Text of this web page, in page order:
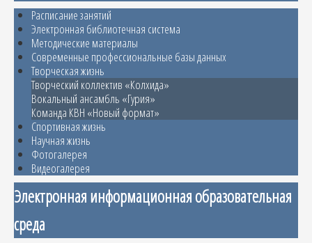
Расписание занятий
Электронная библиотечная система
Методические материалы
Современные профессиональные базы данных
Творческая жизнь
Творческий коллектив «Колхида»
Вокальный ансамбль «Гурия»
Команда КВН «Новый формат»
Спортивная жизнь
Научная жизнь
Фотогалерея
Видеогалерея
Электронная информационная образовательная
среда